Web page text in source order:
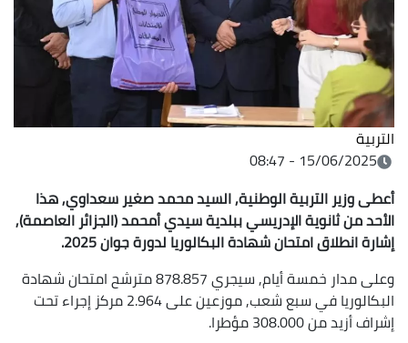
التربية
15/06/2025 - 08:47
أعطى وزير التربية الوطنية, السيد محمد صغير سعداوي, هذا
الأحد من ثانوية الإدريسي ببلدية سيدي أمحمد (الجزائر العاصمة),
إشارة انطلاق امتحان شهادة البكالوريا لدورة جوان 2025.
وعلى مدار خمسة أيام, سيجري 878.857 مترشح امتحان شهادة
البكالوريا في سبع شعب, موزعين على 2.964 مركز إجراء تحت
إشراف أزيد من 308.000 مؤطرا.